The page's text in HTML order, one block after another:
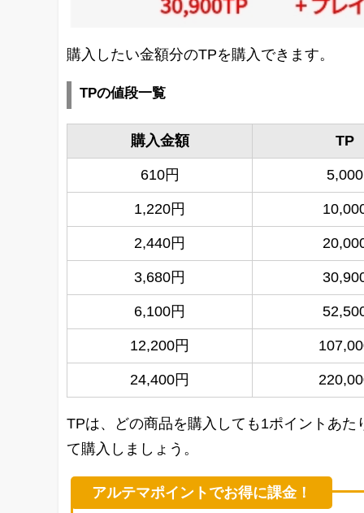
購入したい金額分のTPを購入できます。
TPの値段一覧
購入金額 TP
610円 5,000
1,220円
2,440円
3,680円
6,100円
12,200円
24,400円
TPは、どの商品を購入しても1ポイントあ
て購入しましょう。
アルテマポイントでお得に課金！